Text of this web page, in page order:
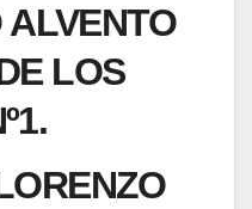
ALVENTO
LOS